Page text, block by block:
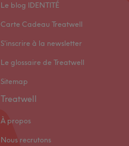
Le blog IDENTITÉ
Carte Cadeau Treatwell
S'inscrire à la newsletter
Le glossaire de Treatwell
Sitemap
Treatwell
À propos
Nous recrutons